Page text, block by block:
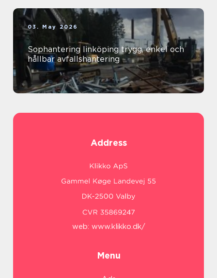
03. May 2026
Sophantering linköping trygg, enkel och
hållbar avfallshantering
Address
web: www.klikko.dk/
Menu